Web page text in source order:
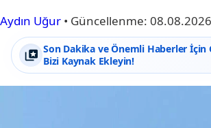
Aydın Uğur • Güncellenme:
Son Dakika ve Önemli Haberler İçin
Bizi Kaynak Ekleyin!